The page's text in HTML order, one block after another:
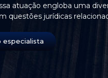
atuação engloba uma
questões jurídicas
especialista